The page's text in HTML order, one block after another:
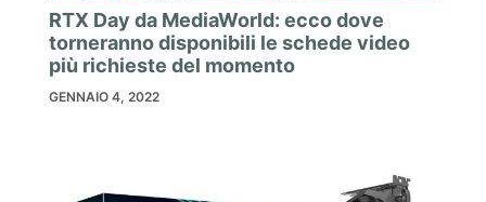
RTX Day da MediaWorld: ecco dove
torneranno disponibili le schede video
più richieste del momento
GENNAIO 4, 2022